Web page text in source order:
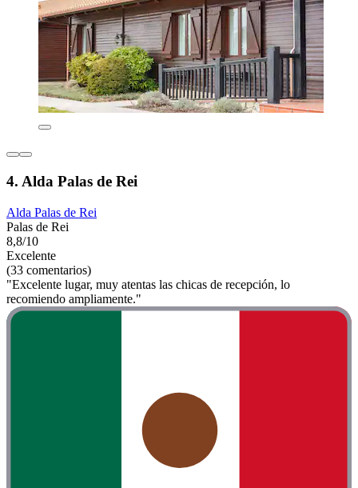
4. Alda Palas de Rei
Alda Palas de Rei
Palas de Rei
8,8/10
Excelente
(33 comentarios)
"Excelente lugar, muy atentas las chicas de recepción, lo
recomiendo ampliamente."